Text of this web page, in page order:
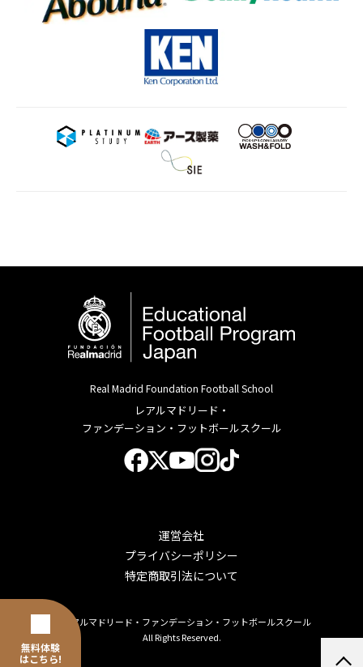
Real Madrid Foundation Football School
レアルマドリード・
ファンデーション・フットボールスクール
運営会社
プライバシーポリシー
特定商取引法について
© レアルマドリード・ファンデーション・フットボールスクール
All Rights Reserved.
無料体験
はこちら!